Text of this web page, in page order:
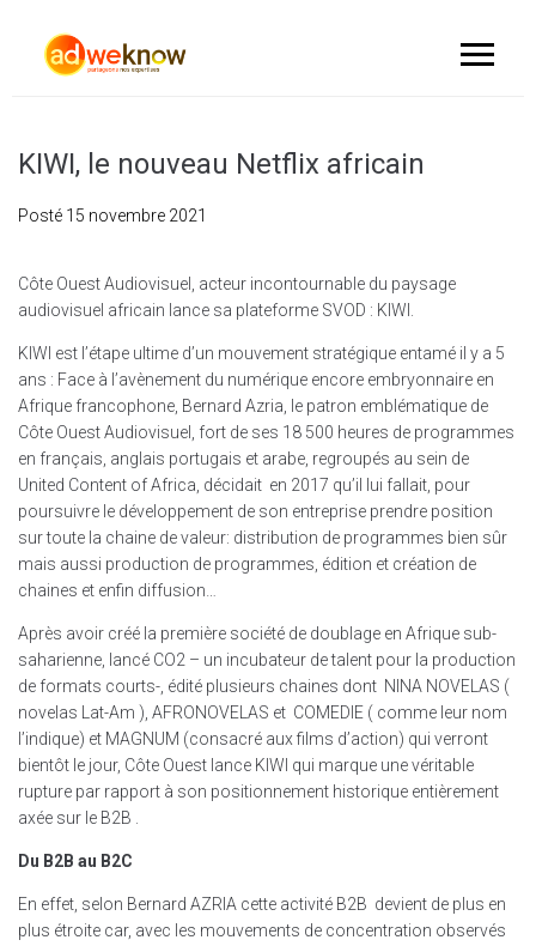
KIWI, le nouveau Netflix africain
Posté 15 novembre 2021
Côte Ouest Audiovisuel, acteur incontournable du paysage
audiovisuel africain lance sa plateforme SVOD : KIWI.
KIWI est l’étape ultime d’un mouvement stratégique entamé il y a 5
ans : Face à l’avènement du numérique encore embryonnaire en
Afrique francophone, Bernard Azria, le patron emblématique de
Côte Ouest Audiovisuel, fort de ses 18 500 heures de programmes
en français, anglais portugais et arabe, regroupés au sein de
United Content of Africa, décidait en 2017 qu’il lui fallait, pour
poursuivre le développement de son entreprise prendre position
sur toute la chaine de valeur: distribution de programmes bien sûr
mais aussi production de programmes, édition et création de
chaines et enfin diffusion…
Après avoir créé la première société de doublage en Afrique sub-
saharienne, lancé CO2 – un incubateur de talent pour la production
de formats courts-, édité plusieurs chaines dont NINA NOVELAS (
novelas Lat-Am ), AFRONOVELAS et COMEDIE ( comme leur nom
l’indique) et MAGNUM (consacré aux films d’action) qui verront
bientôt le jour, Côte Ouest lance KIWI qui marque une véritable
rupture par rapport à son positionnement historique entièrement
axée sur le B2B .
Du B2B au B2C
En effet, selon Bernard AZRIA cette activité B2B devient de plus en
plus étroite car, avec les mouvements de concentration observés